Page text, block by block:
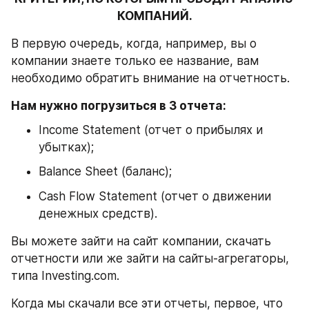
КОМПАНИЙ.
В первую очередь, когда, например, вы о
компании знаете только ее название, вам
необходимо обратить внимание на отчетность.
Нам нужно погрузиться в 3 отчета:
Income Statement (отчет о прибылях и
убытках);
Balance Sheet (баланс);
Cash Flow Statement (отчет о движении
денежных средств).
Вы можете зайти на сайт компании, скачать
отчетности или же зайти на сайты-агрегаторы,
типа Investing.com.
Когда мы скачали все эти отчеты, первое, что